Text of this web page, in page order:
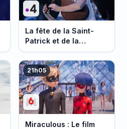
La fête de la Saint-
Patrick et de la
Bretagne
21h05
Miraculous : Le film